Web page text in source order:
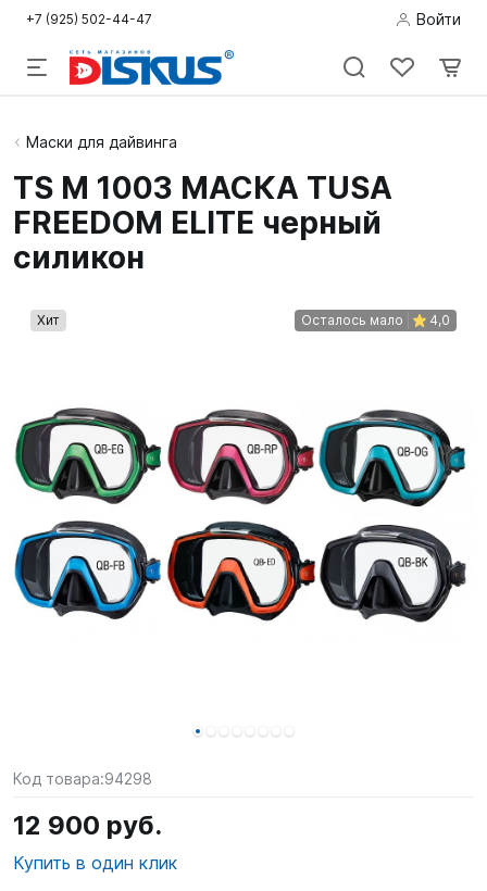
+7 (925) 502-44-47 Войти
Подводная
Дайвинг
Снорклинг /
Бассейн
SUP-
сёрфинг
Подарочные
Карты
Маски для дайвинга
TS M 1003 МАСКА TUSA
FREEDOM ELITE черный
силикон
Хит Осталось мало 4,0
Код товара:94298
12 900 руб.
Купить в один клик